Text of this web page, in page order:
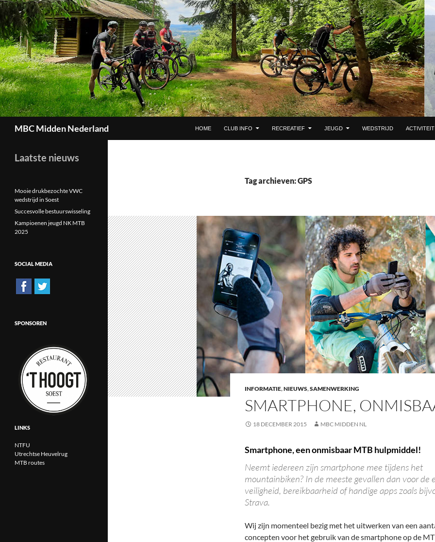
MBC Midden Nederland HOME CLUB INFO RECREATIEF JEUGD WEDSTRIJD
Tag archieven: GPS
INFORMATIE,NIEUWS,SAMENWERKING
SMARTPHONE,
18 DECEMBER 2015 MBC MIDDEN NL
Smartphone, een onmisbaar MTB hulpmiddel!
Neemt iedereen zijn smartphone mee tijdens het
mountainbiken? In de meeste gevallen dan voor de
veiligheid, bereikbaarheid of handige apps zoals
Strava.
Wij zijn momenteel bezig met het uitwerken van een
concepten voor het gebruik van de smartphone op de
Laatste nieuws
Mooie drukbezochte VWC
wedstrijd in Soest
Succesvolle bestuurswisseling
Kampioenen jeugd NK MTB
2025
SOCIAL MEDIA
SPONSOREN
LINKS
NTFU
Utrechtse Heuvelrug
MTB routes